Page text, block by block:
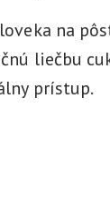
na
liečbu
prístup.